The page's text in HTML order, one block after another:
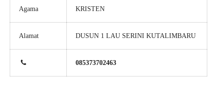
Agama KRISTEN
Alamat DUSUN 1 LAU SERINI KUTALIMBARU
085373702463